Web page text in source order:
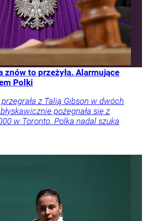
znów to przeżyła. Alarmujące
Polki
z Talią Gibson w dwóch
pożegnała się z
w Toronto. Polka nadal szuka